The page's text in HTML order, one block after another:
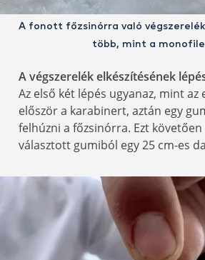
A fonott főzsinórra való
több, mint a
A végszerelék elkészítésének
Az első két lépés ugyanaz, mint
először a karabinert, aztán egy
felhúzni a főzsinórra. Ezt követően
választott gumiból egy 25 cm-es